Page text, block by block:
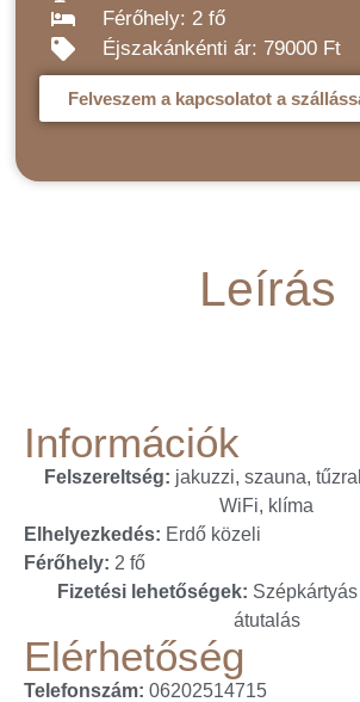
Férőhely: 2 fő
Éjszakánkénti ár: 79000 Ft
Felveszem a kapcsolatot a
Leírás
Információk
Felszereltség: jakuzzi, szauna,
WiFi, klíma
Elhelyezkedés: Erdő közeli
Férőhely: 2 fő
Fizetési lehetőségek:
átutalás
Elérhetőség
Telefonszám: 06202514715